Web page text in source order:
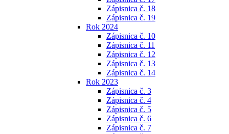
Zápisnica č. 18
Zápisnica č. 19
Rok 2024
Zápisnica č. 10
Zápisnica č. 11
Zápisnica č. 12
Zápisnica č. 13
Zápisnica č. 14
Rok 2023
Zápisnica č. 3
Zápisnica č. 4
Zápisnica č. 5
Zápisnica č. 6
Zápisnica č. 7